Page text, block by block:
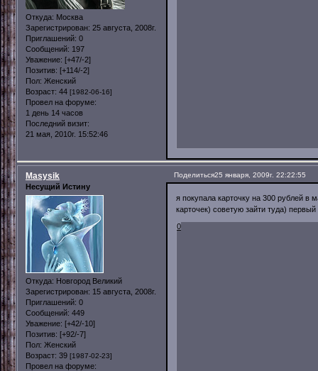
Откуда: Москва
Зарегистрирован: 25 августа, 2008г.
Приглашений: 0
Сообщений: 197
Уважение: [+47/-2]
Позитив: [+114/-2]
Пол: Женский
Возраст: 44 [1982-06-16]
Провел на форуме:
1 день 14 часов
Последний визит:
21 мая, 2010г. 15:52:46
Поделиться25 января, 2009г. 22:22:55
Masysik
Несущий Истину
Откуда: Новгород Великий
Зарегистрирован: 15 августа, 2008г.
Приглашений: 0
Сообщений: 449
Уважение: [+42/-10]
Позитив: [+92/-7]
Пол: Женский
Возраст: 39 [1987-02-23]
Провел на форуме:
я покупала карточку на 300 рублей в
карточек) советую зайти туда) первый
0